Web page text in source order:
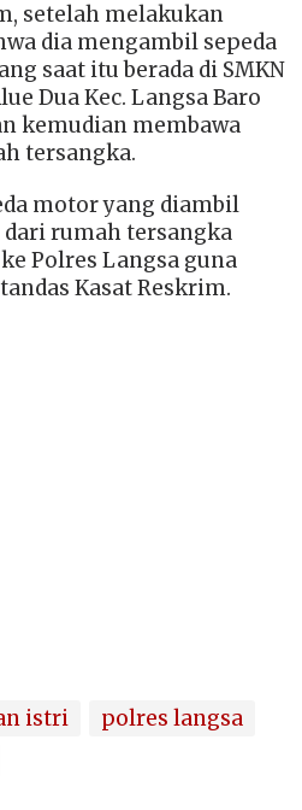
setelah melakukan
dia mengambil sepeda
saat itu berada di SMKN
Dua Kec. Langsa Baro
kemudian membawa
tersangka.
motor yang diambil
rumah tersangka
Polres Langsa guna
Kasat Reskrim.
istri
polres langsa